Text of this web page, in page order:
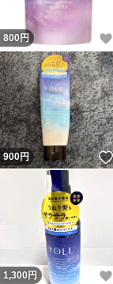
800 円
900円
1,300 円